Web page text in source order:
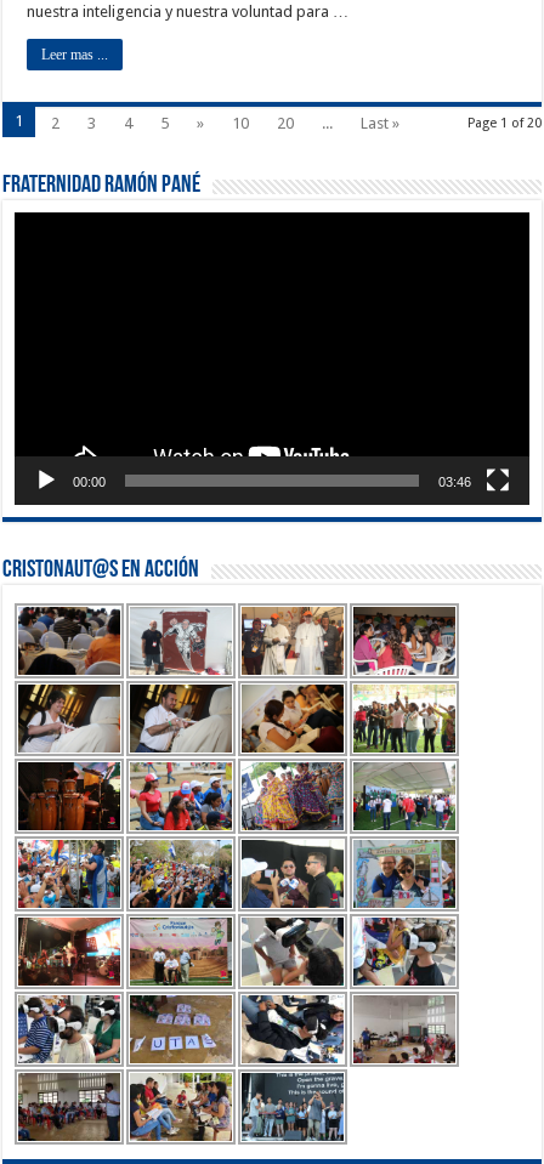
nuestra inteligencia y nuestra voluntad para …
Leer mas ...
Page 1 of 20
1 2 3 4 5 » 10 20 ... Last »
Fraternidad Ramón Pané
00:00 03:46
Cristonaut@s en Acción